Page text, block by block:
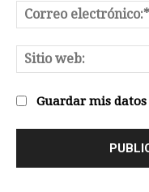
Guardar mis